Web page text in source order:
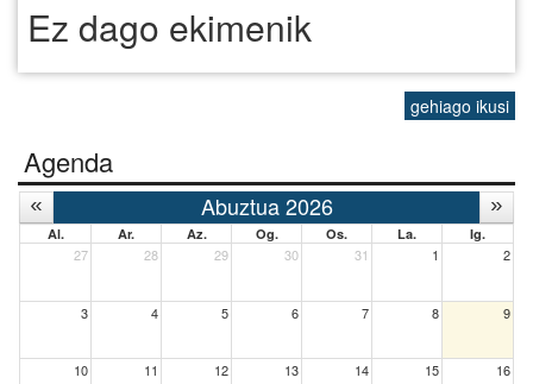
Ez dago ekimenik
gehiago ikusi
Agenda
Abuztua 2026
Al. Ar. Az. Og. Os. La. Ig.
27 28 29 30 31 1 2
3 4 5 6 7 8 9
10 11 12 13 14 15 16